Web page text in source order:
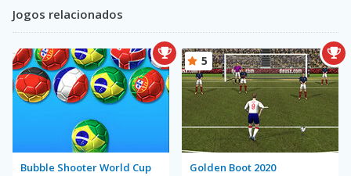
Jogos relacionados
Bubble Shooter World Cup Golden Boot 2020
5